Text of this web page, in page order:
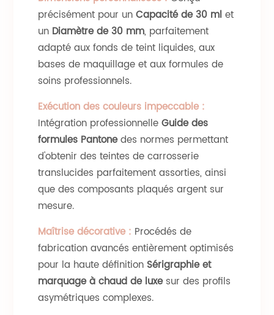
précisément pour unCapacité de 30 ml et
un Diamètre de 30 mm, parfaitement
adapté aux fonds de teint liquides, aux
bases de maquillage et aux formules de
soins professionnels.
Exécution des couleurs impeccable :
Intégration professionnelleGuide des
formules Pantonedes normes permettant
d'obtenir des teintes de carrosserie
translucides parfaitement assorties, ainsi
que des composants plaqués argent sur
mesure.
Maîtrise décorative : Procédés de
fabrication avancés entièrement optimisés
pour la haute définition Sérigraphie et
marquage à chaud de luxesur des profils
asymétriques complexes.